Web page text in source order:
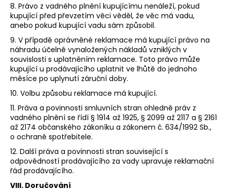
8. Právo z vadného plnění kupujícímu nenáleží, pokud
kupující před převzetím věci věděl, že věc má vadu,
anebo pokud kupující vadu sám způsobil.
9. V případě oprávněné reklamace má kupující právo na
náhradu účelně vynaložených nákladů vzniklých v
souvislosti s uplatněním reklamace. Toto právo může
kupující u prodávajícího uplatnit ve lhůtě do jednoho
měsíce po uplynutí záruční doby.
10. Volbu způsobu reklamace má kupující.
11. Práva a povinnosti smluvních stran ohledně práv z
vadného plnění se řídí § 1914 až 1925, § 2099 až 2117 a § 2161
až 2174 občanského zákoníku a zákonem č. 634/1992 Sb.,
o ochraně spotřebitele.
12. Další práva a povinnosti stran související s
odpovědností prodávajícího za vady upravuje reklamační
řád prodávajícího.
VIII. Doručování